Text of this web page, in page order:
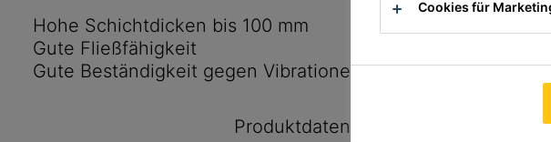
Hohe Schichtdicken bis 100 mm
Gute Fließfähigkeit
Gute Beständigkeit gegen Vibrationen
Produktdatenblatt
Alle
Cookies für